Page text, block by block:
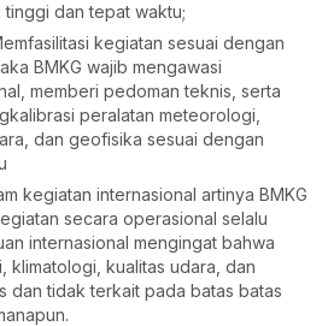
dan tepat waktu;
kegiatan sesuai dengan
BMKG wajib mengawasi
memberi pedoman teknis, serta
peralatan meteorologi,
dan geofisika sesuai dengan
kegiatan internasional artinya BMKG
secara operasional selalu
internasional mengingat bahwa
klimatologi, kualitas udara, dan
dan tidak terkait pada batas batas